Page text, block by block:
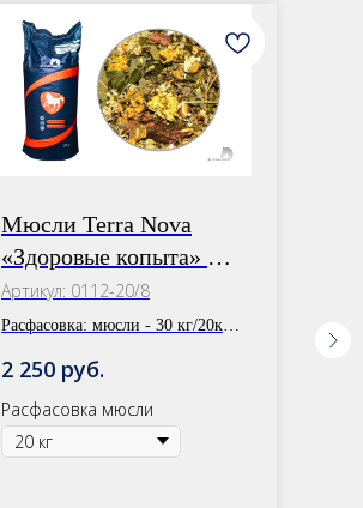
Мюсли Terra Nova
«Здоровые копыта» +
Противоаллергический
сбор
Артикул: 0112-20/8
Расфасовка: мюсли - 30 кг/20кг,
2 250 руб.
Расфасовка мюсли